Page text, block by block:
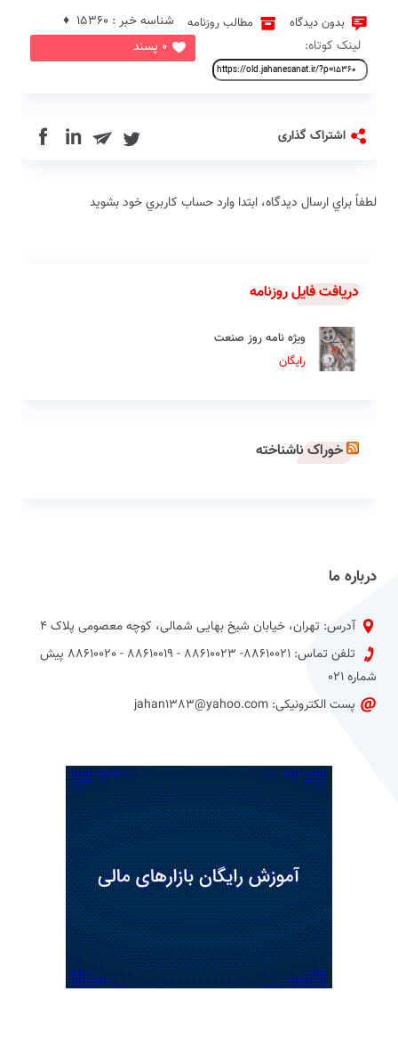
بدون دیدگاه مطالب روزنامه
0 پسند
شناسه خبر : 15360 ♦
لینک کوتاه:
اشتراک گذاری in
لطفاً براي ارسال دیدگاه، ابتدا وارد حساب كاربري خود بشويد
دریافت فایل روزنامه
ویژه نامه روز صنعت
رایگان
خوراک ناشناخته
درباره ما
آدرس: تهران، خیابان شیخ بهایی شمالی، کوچه معصومی پلاک 4
تلفن تماس: 88610021- 88610023 - 88610019 - 88610020 پیش
شماره 021
پست الکترونیکی: jahan1383@yahoo.com